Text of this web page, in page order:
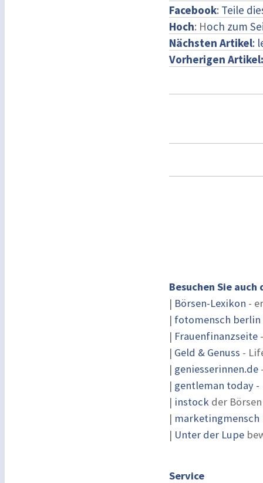
Facebook: Teile
Hoch: Hoch zum
Nächsten Artikel:
Vorherigen
Besuchen Sie
| Börsen-Lexikon -
| fotomensch berlin
| Frauenfinanzseite
| Geld & Genuss -
| geniesserinnen.de
| gentleman today -
| instock der
|
| Unter der Lupe
Service